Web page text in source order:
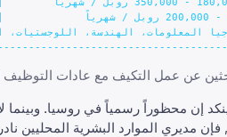
عن عمل التكيف مع عادات التوظيف
, فإن مديري الموارد البشرية المحليين